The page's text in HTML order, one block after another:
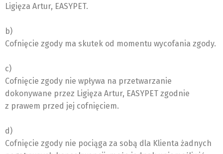
Ligięza Artur, EASYPET.
b)
Cofnięcie zgody ma skutek od momentu wycofania zgody.
c)
Cofnięcie zgody nie wpływa na przetwarzanie
dokonywane przez Ligięza Artur, EASYPET zgodnie
z prawem przed jej cofnięciem.
d)
Cofnięcie zgody nie pociąga za sobą dla Klienta żadnych